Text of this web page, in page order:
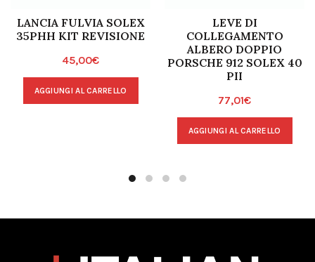
LANCIA FULVIA SOLEX
35PHH KIT REVISIONE
45,00€
AGGIUNGI AL CARRELLO
LEVE DI
COLLEGAMENTO
ALBERO DOPPIO
PORSCHE 912 SOLEX 40
PII
77,01€
AGGIUNGI AL CARRELLO